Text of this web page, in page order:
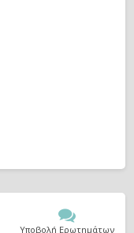
Υποβολή Ερωτημάτων